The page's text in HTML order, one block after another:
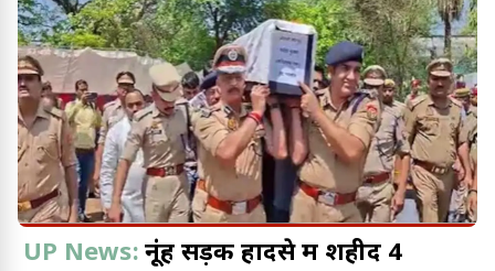
UP News: नूंह सड़क हादसे में शहीद 4